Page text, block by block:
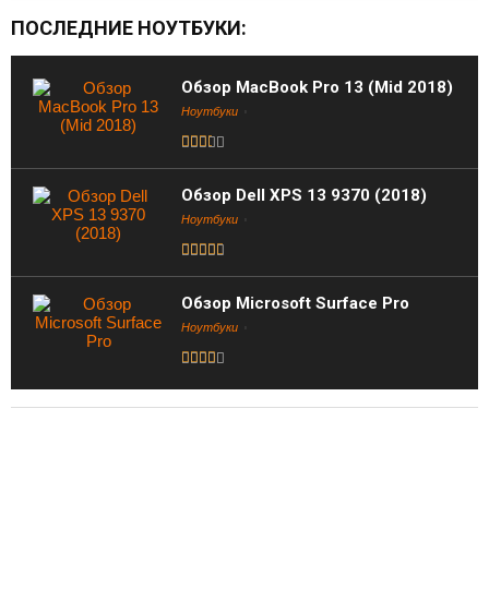
ПОСЛЕДНИЕ НОУТБУКИ:
Обзор MacBook Pro 13 (Mid 2018)
Ноутбуки
Обзор Dell XPS 13 9370 (2018)
Ноутбуки
Обзор Microsoft Surface Pro
Ноутбуки